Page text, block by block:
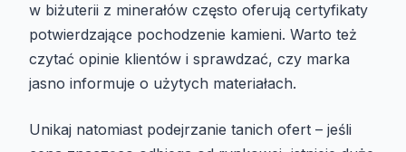
w biżuterii z minerałów często oferują certyfikaty
potwierdzające pochodzenie kamieni. Warto też
czytać opinie klientów i sprawdzać, czy marka
jasno informuje o użytych materiałach.
Unikaj natomiast podejrzanie tanich ofert – jeśli